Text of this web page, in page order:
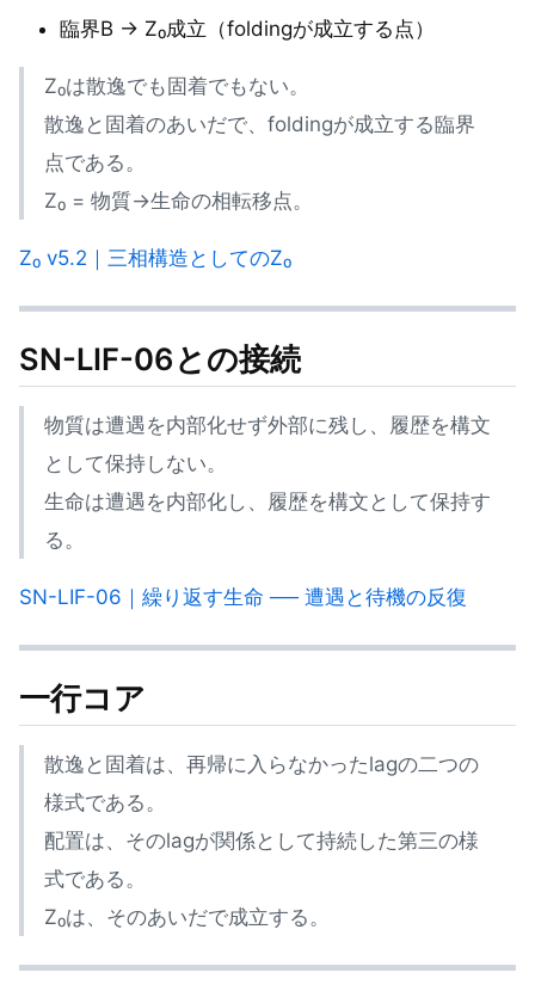
臨界B → Z₀成立（foldingが成立する点）
Z₀は散逸でも固着でもない。
散逸と固着のあいだで、foldingが成立する臨界
点である。
Z₀ = 物質→生命の相転移点。
Z₀ v5.2｜三相構造としてのZ₀
SN-LIF-06との接続
物質は遭遇を内部化せず外部に残し、履歴を構文
として保持しない。
生命は遭遇を内部化し、履歴を構文として保持す
る。
SN-LIF-06｜繰り返す生命 ── 遭遇と待機の反復
一行コア
散逸と固着は、再帰に入らなかったlagの二つの
様式である。
配置は、そのlagが関係として持続した第三の様
式である。
Z₀は、そのあいだで成立する。